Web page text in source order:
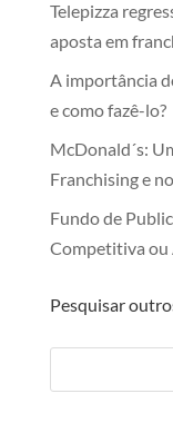
Telepizza
aposta em
A importância
e como fazê-lo?
McDonald´s:
Franchising e
Fundo de
Competitiva ou
Pesquisar